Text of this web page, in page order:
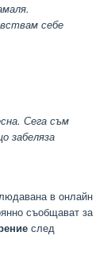
себе
Сега съм
забеляза
в онлайн
съобщават за
след